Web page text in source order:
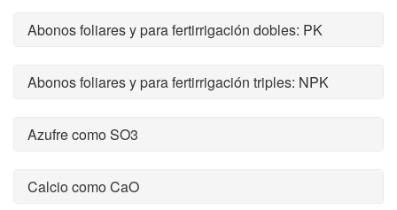
Abonos foliares y para fertirrigación dobles: PK
Abonos foliares y para fertirrigación triples: NPK
Azufre como SO3
Calcio como CaO